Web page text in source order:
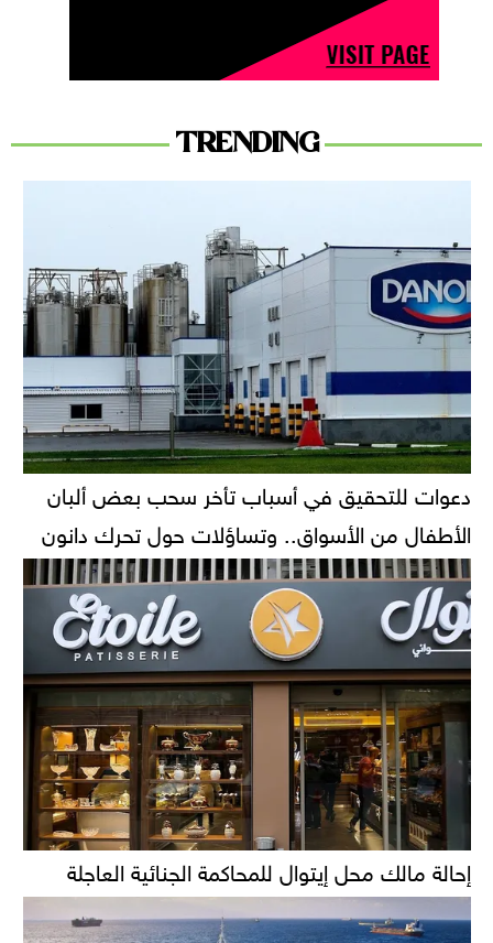
TRENDING
دعوات للتحقيق في أسباب تأخر سحب بعض ألبان
الأطفال من الأسواق.. وتساؤلات حول تحرك دانون
إحالة مالك محل إيتوال للمحاكمة الجنائية العاجلة